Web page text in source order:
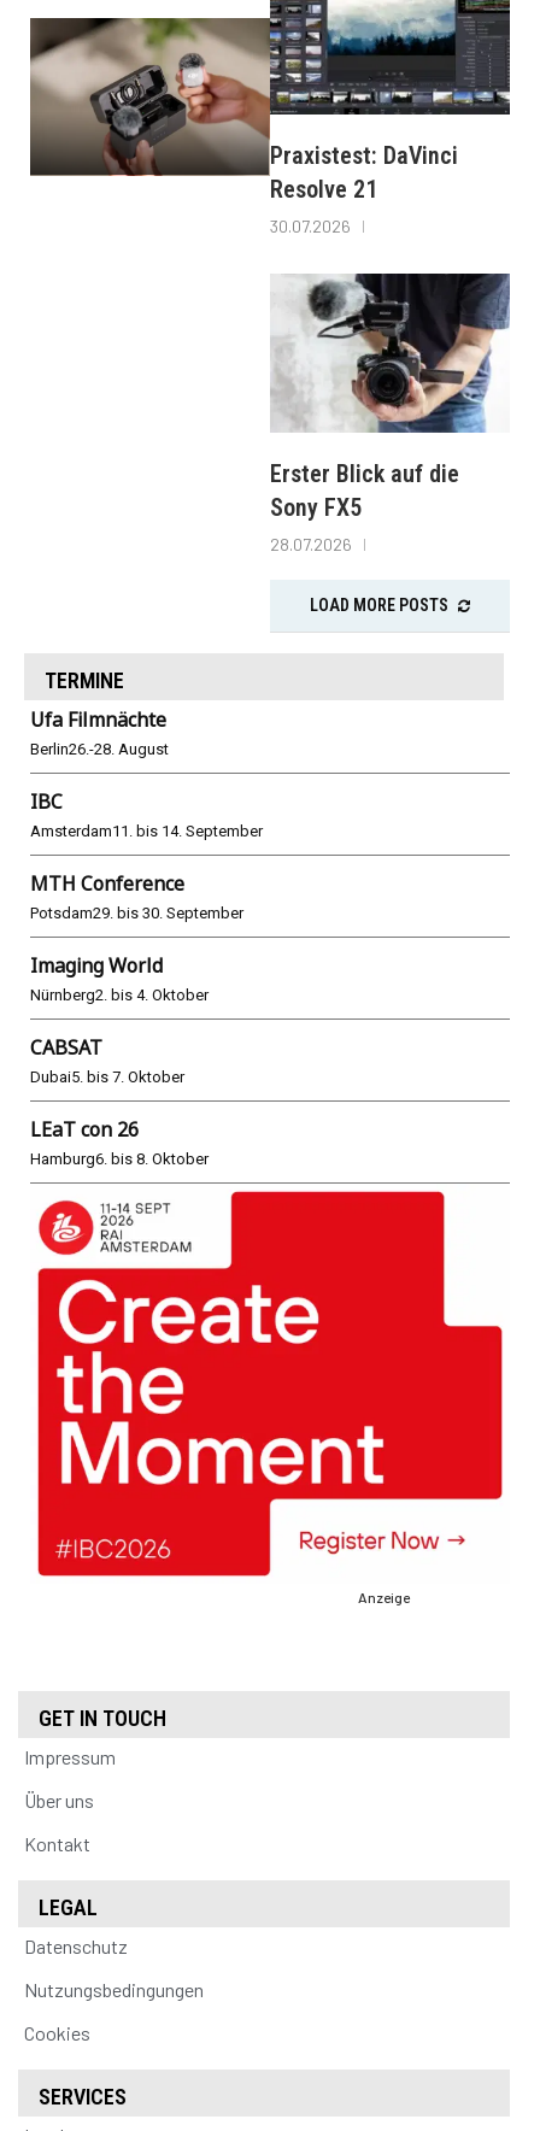
Praxistest: DaVinci
Resolve 21
30.07.2026
Erster Blick auf die
Sony FX5
28.07.2026
LOAD MORE POSTS
TERMINE
Ufa Filmnächte
Berlin26.-28. August
IBC
Amsterdam11. bis 14. September
MTH Conference
Potsdam29. bis 30. September
Imaging World
Nürnberg2. bis 4. Oktober
CABSAT
Dubai5. bis 7. Oktober
LEaT con 26
Hamburg6. bis 8. Oktober
Anzeige
GET IN TOUCH
Impressum
Über uns
Kontakt
LEGAL
Datenschutz
Nutzungsbedingungen
Cookies
SERVICES